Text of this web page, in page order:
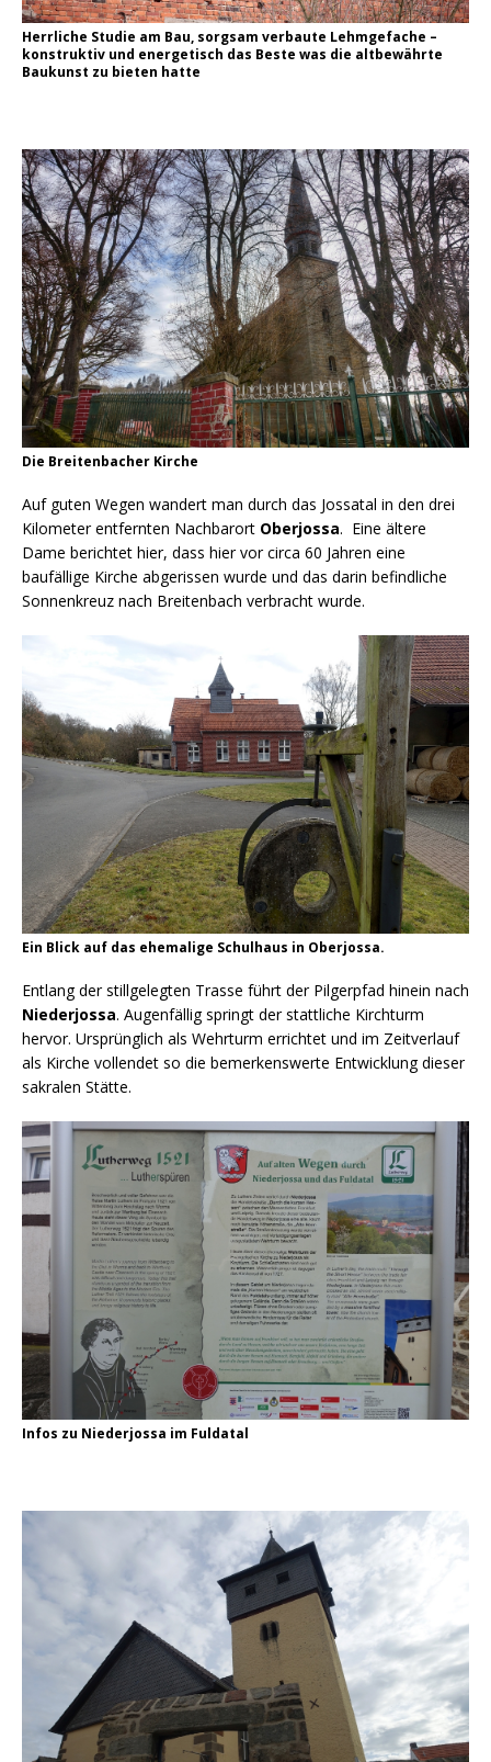
Herrliche Studie am Bau, sorgsam verbaute Lehmgefache –
konstruktiv und energetisch das Beste was die altbewährte
Baukunst zu bieten hatte
Die Breitenbacher Kirche
Auf guten Wegen wandert man durch das Jossatal in den drei
Kilometer entfernten Nachbarort Oberjossa. Eine ältere
Dame berichtet hier, dass hier vor circa 60 Jahren eine
baufällige Kirche abgerissen wurde und das darin befindliche
Sonnenkreuz nach Breitenbach verbracht wurde.
Ein Blick auf das ehemalige Schulhaus in Oberjossa.
Entlang der stillgelegten Trasse führt der Pilgerpfad hinein nach
Niederjossa. Augenfällig springt der stattliche Kirchturm
hervor. Ursprünglich als Wehrturm errichtet und im Zeitverlauf
als Kirche vollendet so die bemerkenswerte Entwicklung dieser
sakralen Stätte.
Infos zu Niederjossa im Fuldatal